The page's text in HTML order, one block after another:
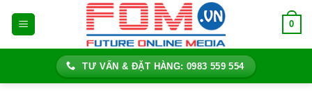
0
TƯ VẤN & ĐẶT HÀNG: 0983 559 554